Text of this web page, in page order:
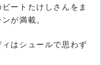
ートたけしさんをま
が満載。
はシュールで思わず